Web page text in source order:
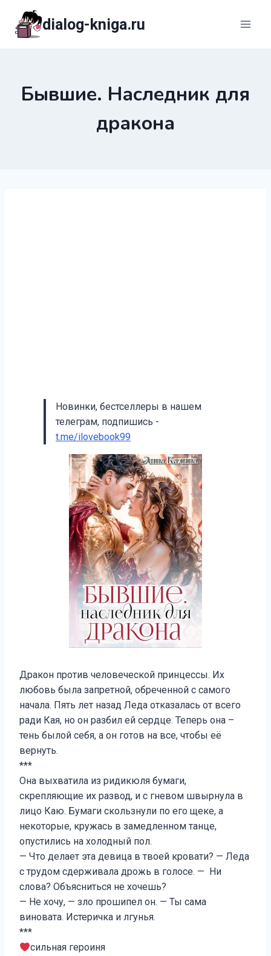
содержимому
dialog-kniga.ru
Бывшие. Наследник для
дракона
Новинки, бестселлеры в нашем
телеграм, подпишись -
t.me/ilovebook99
Дракон против человеческой принцессы. Их
любовь была запретной, обреченной с самого
начала. Пять лет назад Леда отказалась от всего
ради Кая, но он разбил ей сердце. Теперь она –
тень былой себя, а он готов на все, чтобы её
вернуть.
***
Она выхватила из ридикюля бумаги,
скрепляющие их развод, и с гневом швырнула в
лицо Каю. Бумаги скользнули по его щеке, а
некоторые, кружась в замедленном танце,
опустились на холодный пол.
— Что делает эта девица в твоей кровати? — Леда
с трудом сдерживала дрожь в голосе. — Ни
слова? Объясниться не хочешь?
— Не хочу, — зло прошипел он. — Ты сама
виновата. Истеричка и лгунья.
***
‍сильная героиня‍